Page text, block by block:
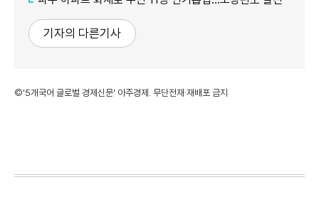
기자의 다른기사
©'5개국어 글로벌 경제신문' 아주경제. 무단전재·재배포 금지